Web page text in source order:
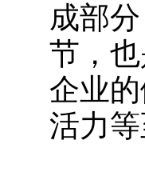
成部
节，
企业
活力等